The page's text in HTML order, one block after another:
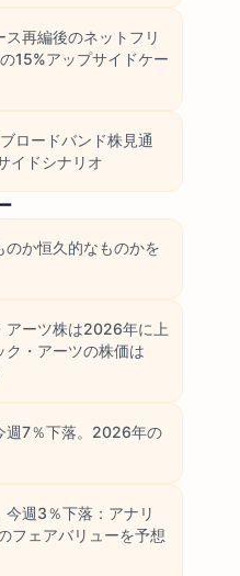
ス再編後のネットフリ
15%アップサイドケー
ロードバンド株見通
イドシナリオ
のか恒久的なものかを
アーツ株は2026年に上
・アーツの株価は
週7％下落。2026年の
今週3％下落：アナリ
フェアバリューを予想